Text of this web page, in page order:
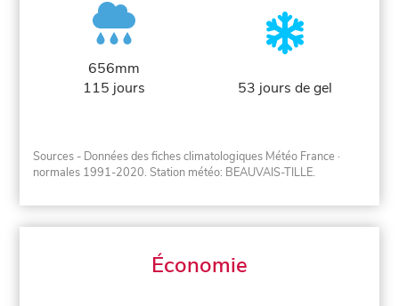
656mm
115 jours
53 jours de gel
Sources - Données des fiches climatologiques Météo France ·
normales 1991-2020. Station météo: BEAUVAIS-TILLE.
Économie